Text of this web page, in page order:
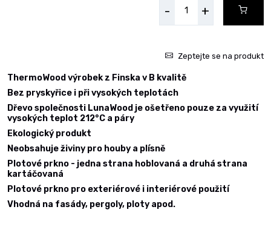
- +
Zeptejte se na produkt
ThermoWood výrobek z Finska v B kvalitě
Bez pryskyřice i při vysokých teplotách
Dřevo společnosti LunaWood je ošetřeno pouze za využití
vysokých teplot 212°C a páry
Ekologický produkt
Neobsahuje živiny pro houby a plísně
Plotové prkno - jedna strana hoblovaná a druhá strana
kartáčovaná
Plotové prkno pro exteriérové i interiérové použití
Vhodná na fasády, pergoly, ploty apod.